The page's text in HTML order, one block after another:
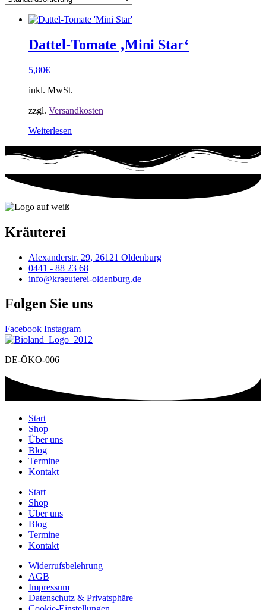
Dattel-Tomate ‚Mini Star‘
5,80€
inkl. MwSt.
zzgl. Versandkosten
Weiterlesen
Kräuterei
Alexanderstr. 29, 26121 Oldenburg
0441 - 88 23 68
info@kraeuterei-oldenburg.de
Folgen Sie uns
Facebook Instagram
DE-ÖKO-006
Start
Shop
Über uns
Blog
Termine
Kontakt
Start
Shop
Über uns
Blog
Termine
Kontakt
Widerrufsbelehrung
AGB
Impressum
Datenschutz & Privatsphäre